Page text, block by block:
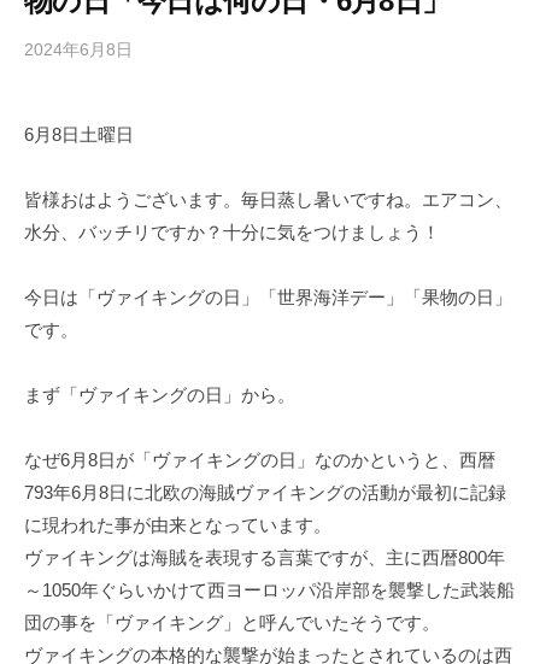
2024年6月8日
a
s
a
メ
ン
6月8日土曜日
皆様おはようございます。毎日蒸し暑いですね。エアコン、
水分、バッチリですか？十分に気をつけましょう！
今日は「ヴァイキングの日」「世界海洋デー」「果物の日」
です。
まず「ヴァイキングの日」から。
なぜ6月8日が「ヴァイキングの日」なのかというと、西暦
793年6月8日に北欧の海賊ヴァイキングの活動が最初に記録
に現われた事が由来となっています。
ヴァイキングは海賊を表現する言葉ですが、主に西暦800年
～1050年ぐらいかけて西ヨーロッパ沿岸部を襲撃した武装船
団の事を「ヴァイキング」と呼んでいたそうです。
ヴァイキングの本格的な襲撃が始まったとされているのは西